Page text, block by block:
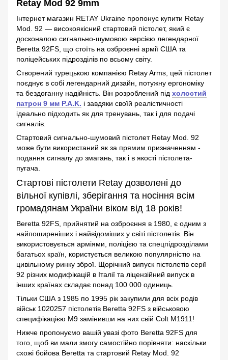
Retay Mod 92 9mm
Інтернет магазин RETAY Ukraine пропонує купити Retay
Mod. 92 — високоякісний стартовий пістолет, який є
досконалою сигнально-шумовою версією легендарної
Beretta 92FS, що стоїть на озброєнні армії США та
поліцейських підрозділів по всьому світу.
Створений турецькою компанією Retay Arms, цей пістолет
поєднує в собі легендарний дизайн, потужну ергономіку
та бездоганну надійність. Він розроблений під холостий
патрон 9 мм P.A.K. і завдяки своїй реалістичності
ідеально підходить як для тренувань, так і для подачі
сигналів.
Стартовий сигнально-шумовий пістолет Retay Mod. 92
може бути використаний як за прямим призначенням -
подання сигналу до змагань, так і в якості пістолета-
пугача.
Стартові пістолети Retay дозволені до
вільної купівлі, зберігання та носіння всім
громадянам України віком від 18 років!
Beretta 92FS, прийнятий на озброєння в 1980, є одним з
найпоширеніших і найвідоміших у світі пістолетів. Він
використовується арміями, поліцією та спецпідрозділами
багатьох країн, користується великою популярністю на
цивільному ринку зброї. Щорічний випуск пістолетів серії
92 різних модифікацій в Італії та ліцензійний випуск в
інших країнах складає понад 100 000 одиниць.
Тільки США з 1985 по 1995 рік закупили для всіх родів
військ 1020257 пістолетів Beretta 92FS з військовою
специфікацією M9 замінивши на них свій Colt M1911!
Нижче пропонуємо вашій увазі фото Beretta 92FS для
того, щоб ви мали змогу самостійно порівняти: наскільки
схожі бойова Beretta та стартовий Retay Mod. 92